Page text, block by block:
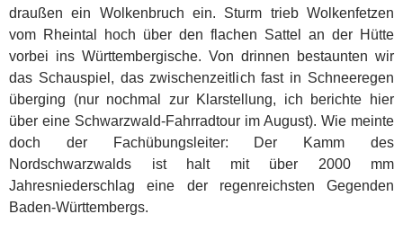
draußen ein Wolkenbruch ein. Sturm trieb Wolkenfetzen
vom Rheintal hoch über den flachen Sattel an der Hütte
vorbei ins Württembergische. Von drinnen bestaunten wir
das Schauspiel, das zwischenzeitlich fast in Schneeregen
überging (nur nochmal zur Klarstellung, ich berichte hier
über eine Schwarzwald-Fahrradtour im August). Wie meinte
doch der Fachübungsleiter: Der Kamm des
Nordschwarzwalds ist halt mit über 2000 mm
Jahresniederschlag eine der regenreichsten Gegenden
Baden-Württembergs.